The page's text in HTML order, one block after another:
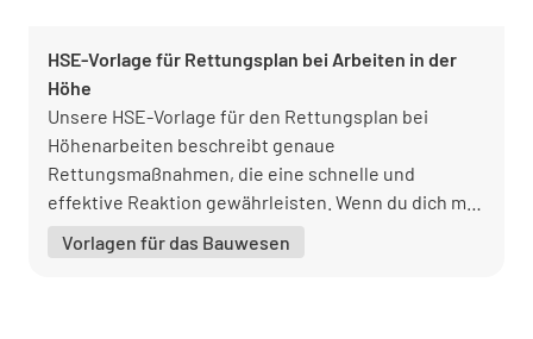
HSE-Vorlage für Rettungsplan bei Arbeiten in der
Höhe
Unsere HSE-Vorlage für den Rettungsplan bei
Höhenarbeiten beschreibt genaue
Rettungsmaßnahmen, die eine schnelle und
effektive Reaktion gewährleisten. Wenn du dich mit
Bereitschaft, minimierst die Risiken und schützt
Vorlagen für das Bauwesen